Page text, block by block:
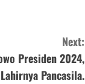
Next:
Presiden 2024,
Pancasila.